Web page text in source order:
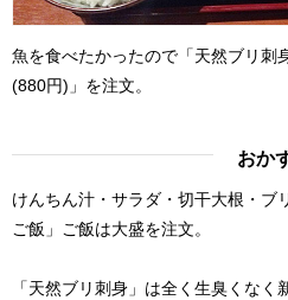
魚を食べたかったので「天然ブリ刺
(880円)」を注文。
おか
けんちん汁・サラダ・切干大根・ブ
ご飯」ご飯は大盛を注文。
「天然ブリ刺身」は全く生臭くなく